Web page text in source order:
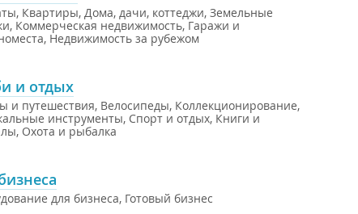
, Квартиры, Дома, дачи, коттеджи, Земельные
, Коммерческая недвижимость, Гаражи и
, Недвижимость за рубежом
и отдых
и путешествия, Велосипеды, Коллекционирование,
инструменты, Спорт и отдых, Книги и
, Охота и рыбалка
для бизнеса, Готовый бизнес